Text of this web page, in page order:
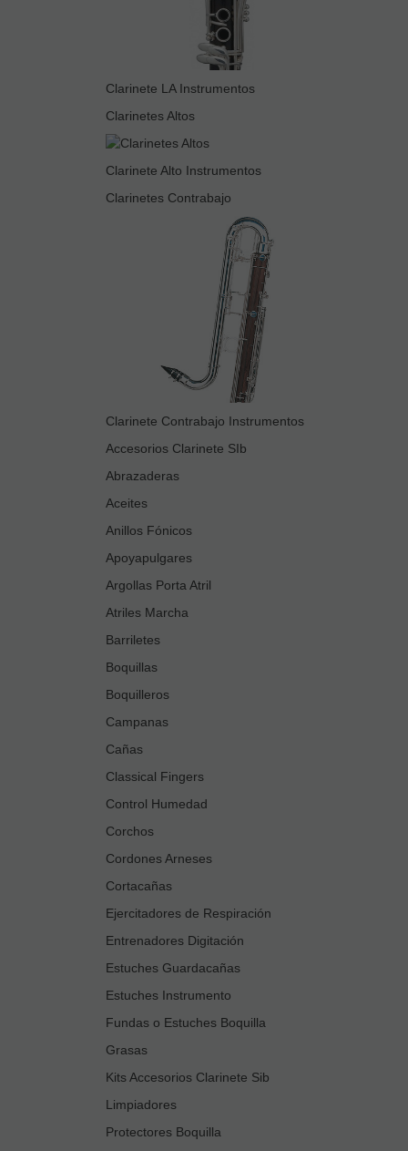
Clarinete LA Instrumentos
Clarinetes Altos
Clarinete Alto Instrumentos
Clarinetes Contrabajo
Clarinete Contrabajo Instrumentos
Accesorios Clarinete SIb
Abrazaderas
Aceites
Anillos Fónicos
Apoyapulgares
Argollas Porta Atril
Atriles Marcha
Barriletes
Boquillas
Boquilleros
Campanas
Cañas
Classical Fingers
Control Humedad
Corchos
Cordones Arneses
Cortacañas
Ejercitadores de Respiración
Entrenadores Digitación
Estuches Guardacañas
Estuches Instrumento
Fundas o Estuches Boquilla
Grasas
Kits Accesorios Clarinete Sib
Limpiadores
Protectores Boquilla